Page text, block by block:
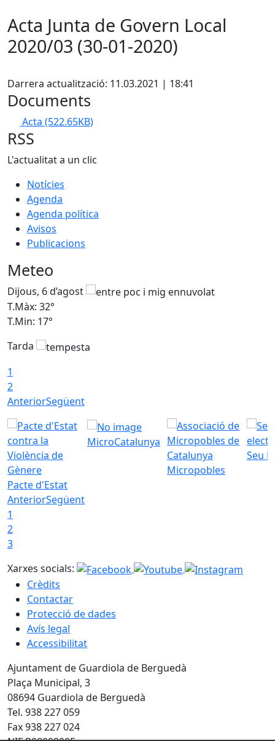
Acta Junta de Govern Local
2020/03 (30-01-2020)
Darrera actualització: 11.03.2021 | 18:41
Documents
Acta (522.65KB)
RSS
L'actualitat a un clic
Notícies
Agenda
Agenda política
Avisos
Publicacions
Meteo
Dijous, 6 d’agost
T.Màx: 32°
T.Min: 17°
Tarda
1
2
AnteriorSegüent
Pacte d'Estat
MicroCatalunya
Micropobles
Seu
AnteriorSegüent
1
2
3
Xarxes socials:
Crèdits
Contactar
Protecció de dades
Avís legal
Accessibilitat
Ajuntament de Guardiola de Berguedà
Plaça Municipal, 3
08694 Guardiola de Berguedà
Tel. 938 227 059
Fax 938 227 024